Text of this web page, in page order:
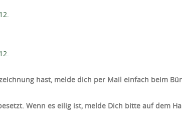
hast, melde dich per Mail einfach beim
Wenn es eilig ist, melde Dich bitte auf dem